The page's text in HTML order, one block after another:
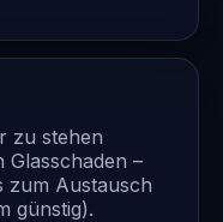
zu stehen
Glasschaden –
zum Austausch
günstig).